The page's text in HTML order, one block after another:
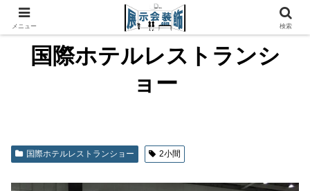
国際ホテルレストランシ
ョー
国際ホテルレストランショー 2小間
メニュー 検索